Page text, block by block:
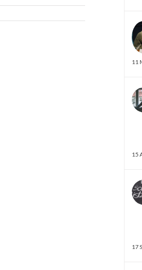
11
15
17